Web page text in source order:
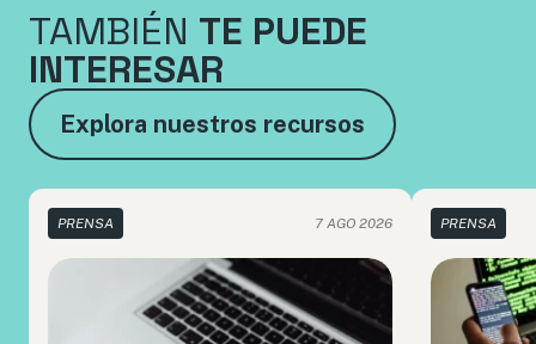
TAMBIÉN TE PUEDE
INTERESAR
Explora nuestros recursos
PRENSA 7 AGO 2026 PRENSA